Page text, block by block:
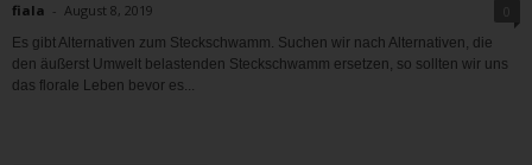
fiala - August 8, 2019
Es gibt Alternativen zum Steckschwamm. Suchen wir nach Alternativen, die
den äußerst Umwelt belastenden Steckschwamm ersetzen, so sollten wir uns
das florale Leben bevor es...